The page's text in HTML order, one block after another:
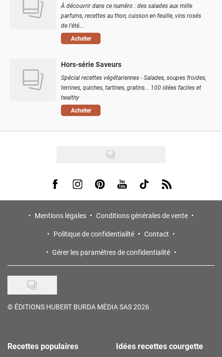
À découvrir dans ce numéro : des salades aux mille
parfums, recettes au thon, cuisson en feuille, vins rosés
de l'été...
Acheter
Hors-série Saveurs
Spécial recettes végétariennes - Salades, soupes froides,
terrines, quiches, tartines, gratins... 100 idées faciles et
healthy
Acheter
Visit us on Facebook
Visit us on Instagram
Visit us on Pinterest
Visit us on Youtube
Visit us on Tiktok
Visit us on Rss
Mentions légales
Conditions générales de vente
Politique de confidentialité
Contact
Gérer les paramètres de confidentialité
© ÉDITIONS HUBERT BURDA MÉDIA SAS 2026
Recettes populaires Idées recettes courgette